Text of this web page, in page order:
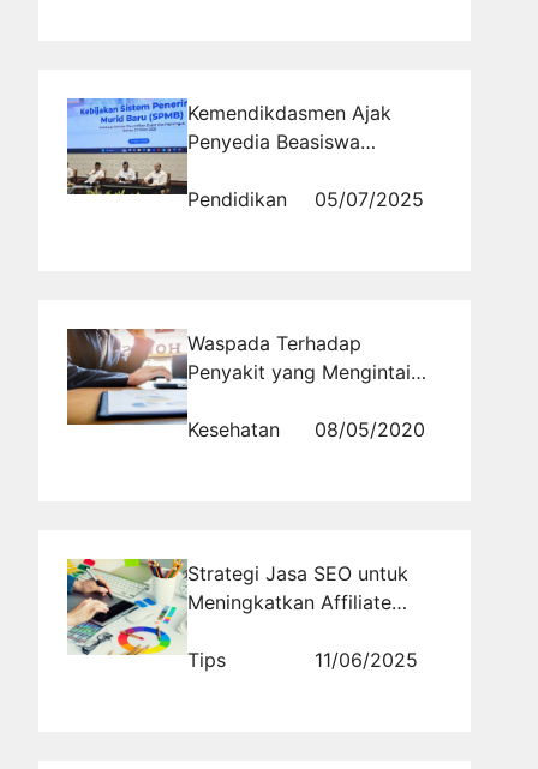
Kemendikdasmen Ajak
Penyedia Beasiswa
Proses Seleksi Jadi Lebih
Pendidikan 05/07/2025
Waspada Terhadap
Penyakit yang Mengintai
Kesehatan
08/05/2020
Strategi Jasa SEO untuk
Meningkatkan Affiliate
Website Bisnis Affiliasi MLM
Tips 11/06/2025